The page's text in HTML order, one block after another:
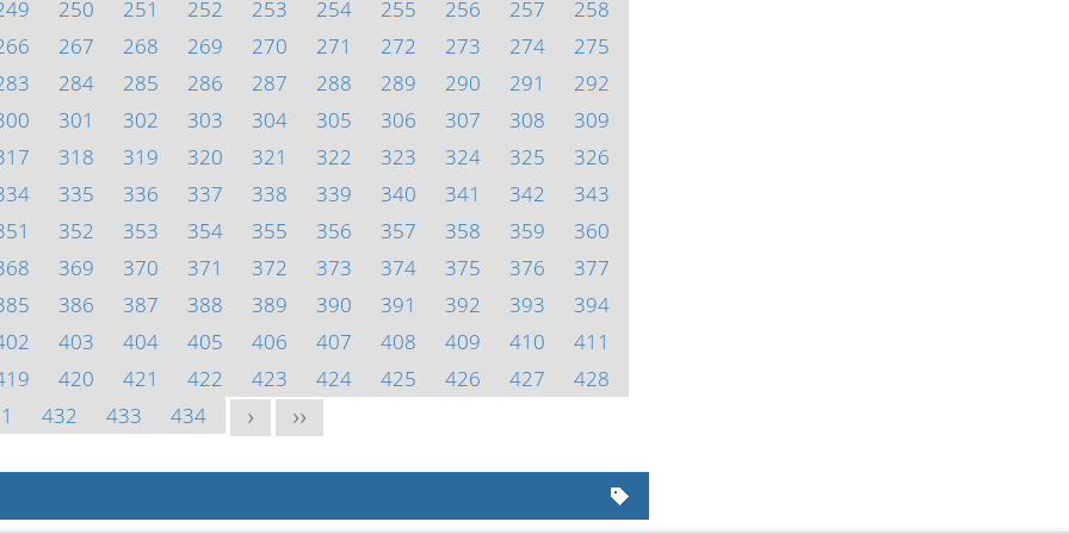
250 251 252 253 254 255 256 257
258
267 268 269 270 271 272 273 274
275
284 285 286 287 288 289 290 291
292
301 302 303 304 305 306 307 308
309
318 319 320 321 322 323 324 325
326
335 336 337 338 339 340 341 342
343
352 353 354 355 356 357 358 359
360
369 370 371 372 373 374 375 376
377
386 387 388 389 390 391 392 393
394
403 404 405 406 407 408 409 410
411
420 421 422 423 424 425 426 427
428
432 433 434 > >>